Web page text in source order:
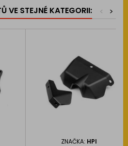
VE STEJNÉ KATEGORII: >
<
ZNAČKA: HPI